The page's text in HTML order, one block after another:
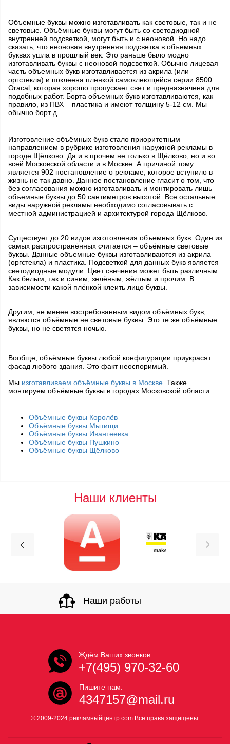
Объемные буквы можно изготавливать как световые, так и не
световые. Объёмные буквы могут быть со светодиодной
внутренней подсветкой, могут быть и с неоновой. Но надо
сказать, что неоновая внутренняя подсветка в объемных
буквах ушла в прошлый век. Это раньше было модно
изготавливать буквы с неоновой подсветкой. Обычно лицевая
часть объемных букв изготавливается из акрила (или
оргстекла) и поклеена пленкой самоклеющейся серии 8500
Oracal, которая хорошо пропускает свет и предназначена для
подобных работ. Борта объемных букв изготавливаются, как
правило, из ПВХ – пластика и имеют толщину 5-12 см. Мы
обычно борт д
Изготовление объёмных букв стало приоритетным
направлением в рубрике изготовления наружной рекламы в
городе Щёлково. Да и в прочем не только в Щёлково, но и во
всей Московской области и в Москве. А причиной тому
является 902 постановление о рекламе, которое вступило в
жизнь не так давно. Данное постановление гласит о том, что
без согласования можно изготавливать и монтировать лишь
объемные буквы до 50 сантиметров высотой. Все остальные
виды наружной рекламы необходимо согласовывать с
местной администрацией и архитектурой города Щёлково.
Существует до 20 видов изготовления объемных букв. Один из
самых распространённых считается – объёмные световые
буквы. Данные объемные буквы изготавливаются из акрила
(оргстекла) и пластика. Подсветкой для данных букв является
светодиодные модули. Цвет свечения может быть различным.
Как белым, так и синим, зелёным, жёлтым и прочим. В
зависимости какой плёнкой клеить лицо буквы.
Другим, не менее востребованным видом объёмных букв,
являются объёмные не световые буквы. Это те же объёмные
буквы, но не светятся ночью.
Вообще, объёмные буквы любой конфигурации приукрасят
фасад любого здания. Это факт неоспоримый.
Мы изготавливаем объёмные буквы в Москве . Также
монтируем объёмные буквы в городах Московской области:
Объёмные буквы Королёв
Объёмные буквы Мытищи
Объёмные буквы Ивантеевка
Объёмные буквы Пушкино
Объёмные буквы Щёлково
Наши клиенты
Наши работы
Ждём Ваших звонков:
+7(495) 970-32-60
Пишите нам:
4347157@mail.ru
© 2009-2024 рекламныйцентр.com Все права защищены.